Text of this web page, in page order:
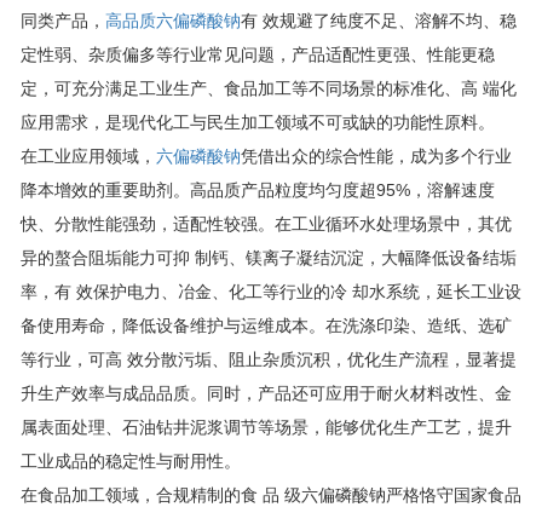
同类产品， 高品质六偏磷酸钠有 效规避了纯度不足、溶解不均、稳
定性弱、杂质偏多等行业常见问题，产品适配性更强、性能更稳
定，可充分满足工业生产、食品加工等不同场景的标准化、高 端化
应用需求，是现代化工与民生加工领域不可或缺的功能性原料。
在工业应用领域， 六偏磷酸钠凭借出众的综合性能，成为多个行业
降本增效的重要助剂。高品质产品粒度均匀度超95%，溶解速度
快、分散性能强劲，适配性较强。在工业循环水处理场景中，其优
异的螯合阻垢能力可抑 制钙、镁离子凝结沉淀，大幅降低设备结垢
率，有 效保护电力、冶金、化工等行业的冷 却水系统，延长工业设
备使用寿命，降低设备维护与运维成本。在洗涤印染、造纸、选矿
等行业，可高 效分散污垢、阻止杂质沉积，优化生产流程，显著提
升生产效率与成品品质。同时，产品还可应用于耐火材料改性、金
属表面处理、石油钻井泥浆调节等场景，能够优化生产工艺，提升
工业成品的稳定性与耐用性。
在食品加工领域，合规精制的食 品 级六偏磷酸钠严格恪守国家食品